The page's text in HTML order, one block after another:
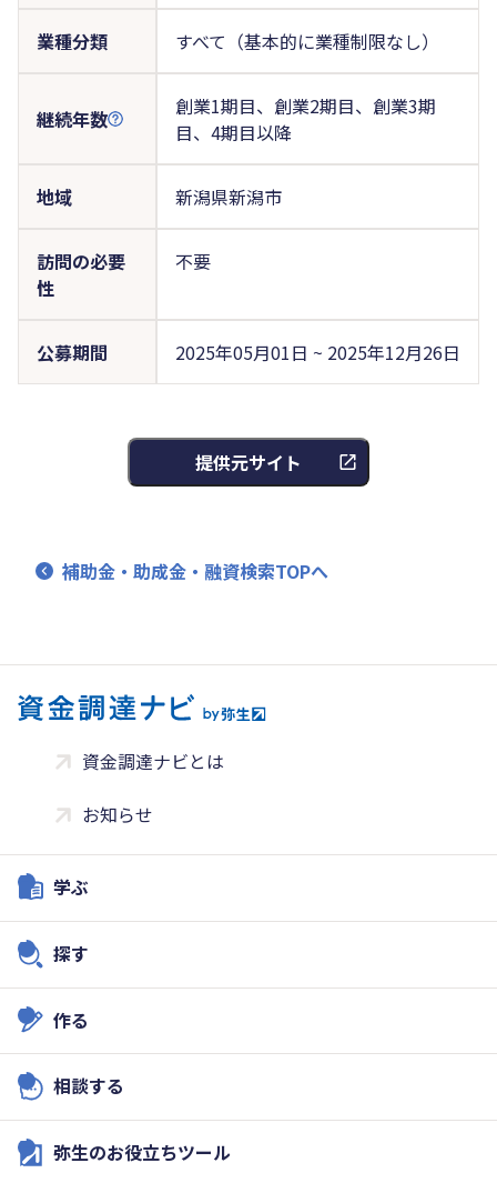
業種分類 すべて（基本的に業種制限なし）
継続年数
創業1期目、創業2期目、創業3期
目、4期目以降
地域 新潟県新潟市
訪問の必要
性
不要
公募期間 2025年05月01日 ~ 2025年12月26日
提供元サイト
補助金・助成金・融資検索TOPへ
資金調達ナビとは
お知らせ
学ぶ
探す
作る
相談する
弥生のお役立ちツール